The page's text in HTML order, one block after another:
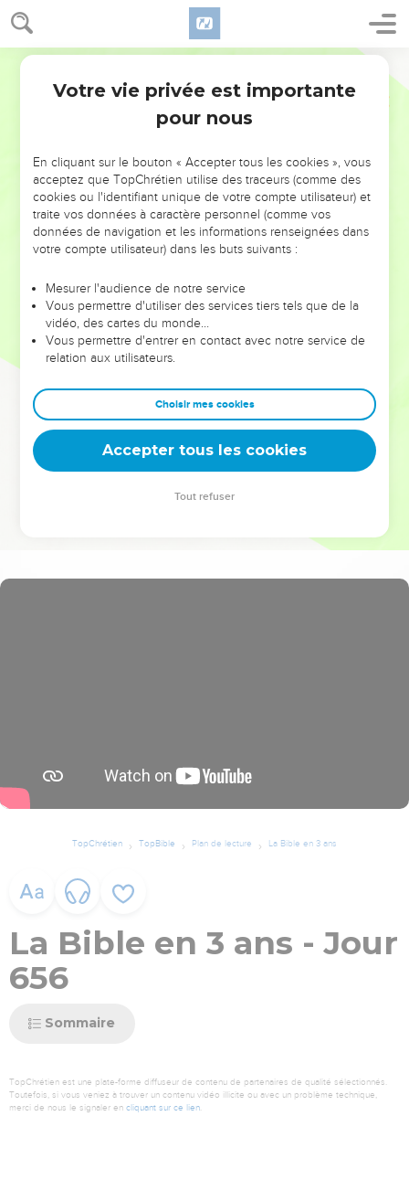
NE MANQUEZ PAS L’ÉVÉNEMENT
DE L’ANNÉE !
ET SI LEURS ERREURS POUVAIENT VOUS ÉVITER LES
VOTRES ?
leur foi ou leur vision. Mais on voit moins les doutes, les erreurs
et les saisons difficiles qu'ils ont traversés, alors même que ce
sont elles qui les ont façonnés.
Dans cette conférence, leaders, entrepreneurs, et responsables
clés pour avancer avec plus de sagesse afin que leurs erreurs
deviennent vos tremplins. Que vous guidiez un ministère, une
équipe, un groupe ou une famille, leur expérience est faite
TopChrétien TopBible Plan de lecture La Bible en 3 ans
La Bible en 3 ans - Jour
656
Sommaire
TopChrétien est une plate-forme diffuseur de contenu de partenaires de qualité sélectionnés.
Toutefois, si vous veniez à trouver un contenu vidéo illicite ou avec un problème technique,
merci de nous le signaler en cliquant sur ce lien
Votre vie privée est importante
pour nous
En cliquant sur le bouton « Accepter tous les cookies », vous
acceptez que TopChrétien utilise des traceurs (comme des
cookies ou l'identifiant unique de votre compte utilisateur) et
traite vos données à caractère personnel (comme vos
données de navigation et les informations renseignées dans
votre compte utilisateur) dans les buts suivants :
Mesurer l'audience de notre service
Vous permettre d'utiliser des services tiers tels que de la
vidéo, des cartes du monde…
Vous permettre d'entrer en contact avec notre service de
relation aux utilisateurs.
Choisir mes cookies
Accepter tous les cookies
Tout refuser